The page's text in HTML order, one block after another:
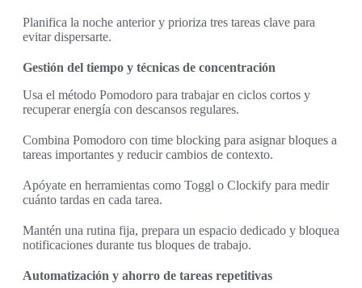
Planifica la noche anterior y prioriza tres tareas clave para
evitar dispersarte.
Gestión del tiempo y técnicas de concentración
Usa el método Pomodoro para trabajar en ciclos cortos y
recuperar energía con descansos regulares.
Combina Pomodoro con time blocking para asignar bloques a
tareas importantes y reducir cambios de contexto.
Apóyate en herramientas como Toggl o Clockify para medir
cuánto tardas en cada tarea.
Mantén una rutina fija, prepara un espacio dedicado y bloquea
notificaciones durante tus bloques de trabajo.
Automatización y ahorro de tareas repetitivas